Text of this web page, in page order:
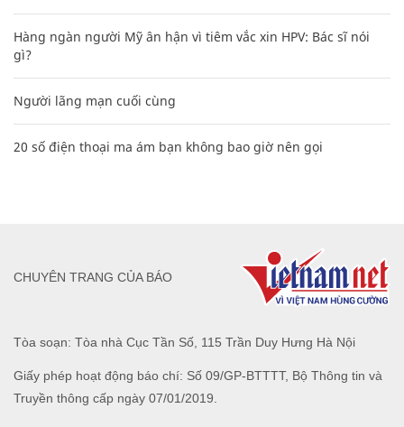
Hàng ngàn người Mỹ ân hận vì tiêm vắc xin HPV: Bác sĩ nói
gì?
Người lãng mạn cuối cùng
20 số điện thoại ma ám bạn không bao giờ nên gọi
Tòa soạn: Tòa nhà Cục Tần Số, 115 Trần Duy Hưng Hà Nội
Giấy phép hoạt động báo chí: Số 09/GP-BTTTT, Bộ Thông tin và
Truyền thông cấp ngày 07/01/2019.
CHUYÊN TRANG CỦA BÁO